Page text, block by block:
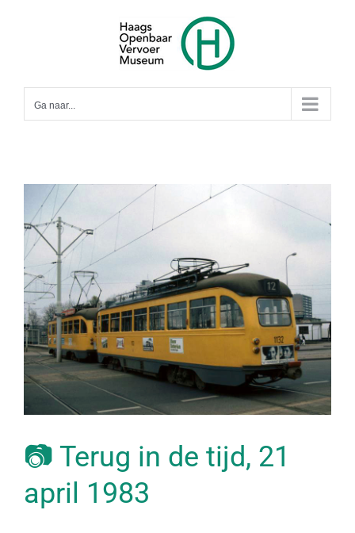
Ga naar...
📷 Terug in de tijd, 21
april 1983